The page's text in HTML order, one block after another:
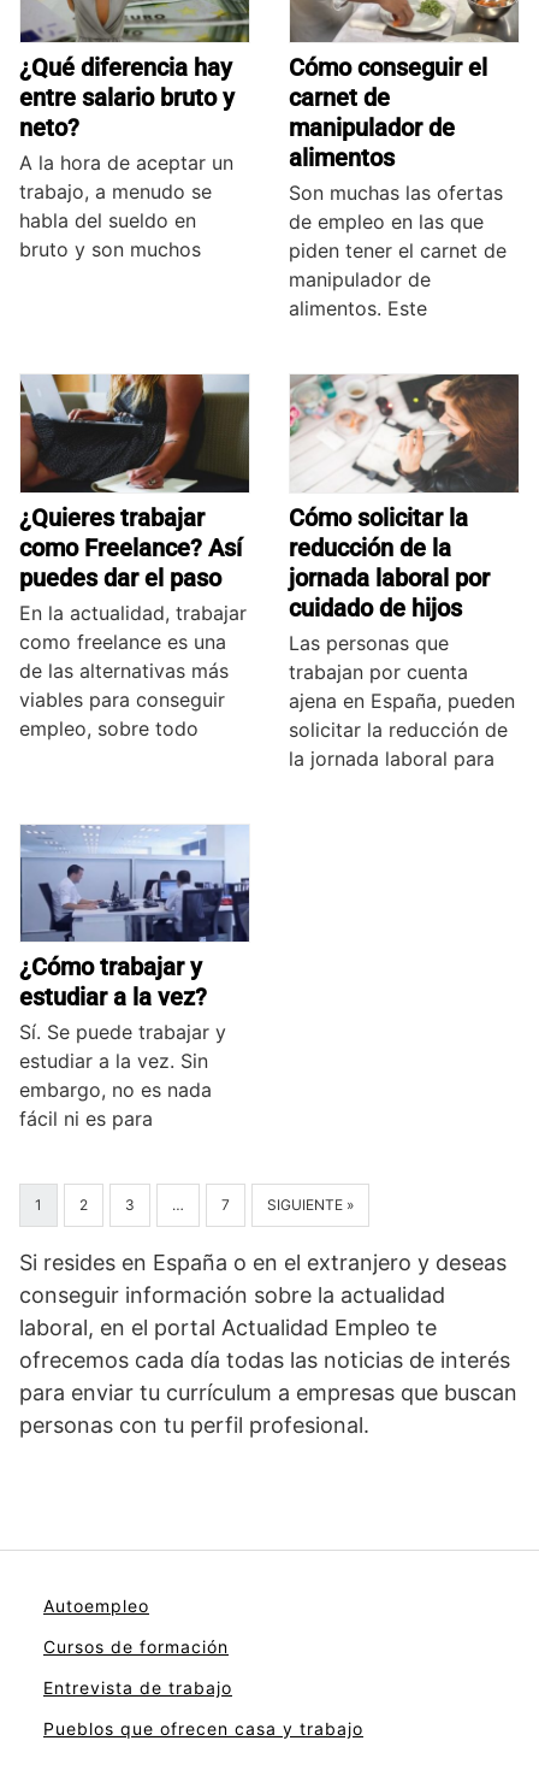
¿Qué diferencia hay
entre salario bruto y
neto?
A la hora de aceptar un
trabajo, a menudo se
habla del sueldo en
bruto y son muchos
Cómo conseguir el
carnet de
manipulador de
alimentos
Son muchas las ofertas
de empleo en las que
piden tener el carnet de
manipulador de
alimentos. Este
¿Quieres trabajar
como Freelance? Así
puedes dar el paso
En la actualidad, trabajar
como freelance es una
de las alternativas más
viables para conseguir
empleo, sobre todo
Cómo solicitar la
reducción de la
jornada laboral por
cuidado de hijos
Las personas que
trabajan por cuenta
ajena en España, pueden
solicitar la reducción de
la jornada laboral para
¿Cómo trabajar y
estudiar a la vez?
Sí. Se puede trabajar y
estudiar a la vez. Sin
embargo, no es nada
fácil ni es para
1 2 3 … 7 SIGUIENTE »
Si resides en España o en el extranjero y deseas
conseguir información sobre la actualidad
laboral, en el portal Actualidad Empleo te
ofrecemos cada día todas las noticias de interés
para enviar tu currículum a empresas que buscan
personas con tu perfil profesional.
Autoempleo
Cursos de formación
Entrevista de trabajo
Pueblos que ofrecen casa y trabajo